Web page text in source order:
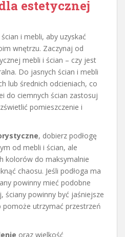
estetycznej
ścian i mebli, aby uzyskać
wnętrzu. Zaczynaj od
mebli i ścian – czy jest
Do jasnych ścian i mebli
lub średnich odcieniach, co
do ciemnych ścian zastosuj
pomieszczenie i
, dobierz podłogę
od mebli i ścian, ale
kolorów do maksymalnie
chaosu. Jeśli podłoga ma
powinny mieć podobne
ściany powinny być jaśniejsze
pomoże utrzymać przestrzeń
oraz wielkość